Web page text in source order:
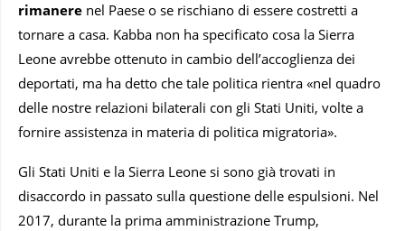
rimanere nel Paese o se rischiano di essere costretti a
tornare a casa. Kabba non ha specificato cosa la Sierra
Leone avrebbe ottenuto in cambio dell’accoglienza dei
deportati, ma ha detto che tale politica rientra «nel quadro
delle nostre relazioni bilaterali con gli Stati Uniti, volte a
fornire assistenza in materia di politica migratoria».
Gli Stati Uniti e la Sierra Leone si sono già trovati in
disaccordo in passato sulla questione delle espulsioni. Nel
2017, durante la prima amministrazione Trump,